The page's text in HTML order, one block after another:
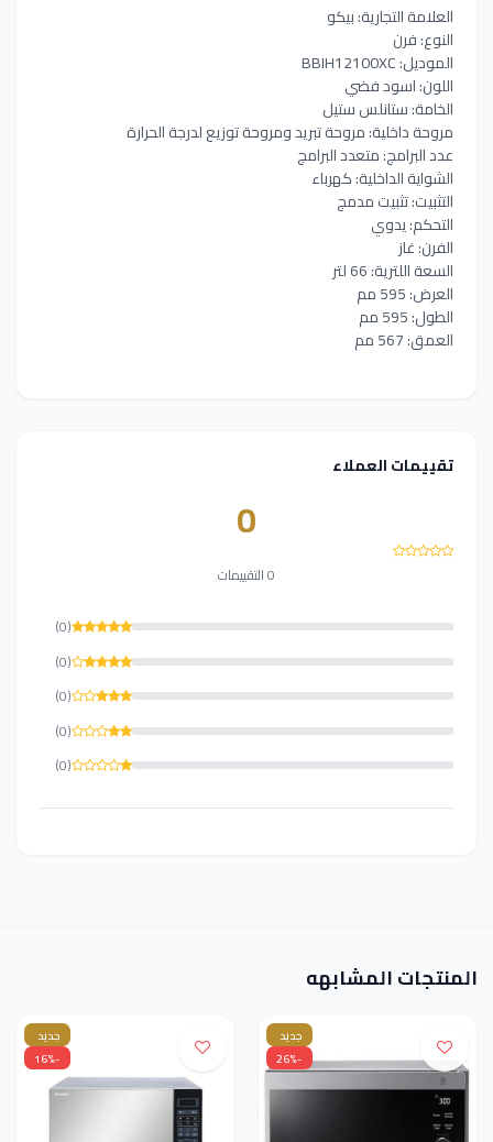
العلامة التجارية: بيكو
النوع: فرن
الموديل: BBIH12100XC
اللون: اسود فضي
الخامة: ستانلس ستيل
مروحة داخلية: مروحة تبريد ومروحة توزيع لدرجة الحرارة
عدد البرامج: متعدد البرامج
الشواية الداخلية: كهرباء
التثبيت: تثبيت مدمج
التحكم: يدوي
الفرن: غاز
السعة اللترية: 66 لتر
العرض: 595 مم
الطول: 595 مم
العمق: 567 مم
تقييمات العملاء
0
0 التقييمات
(0)
(0)
(0)
(0)
(0)
المنتجات المشابهه
جديد
-26%
جديد
-16%